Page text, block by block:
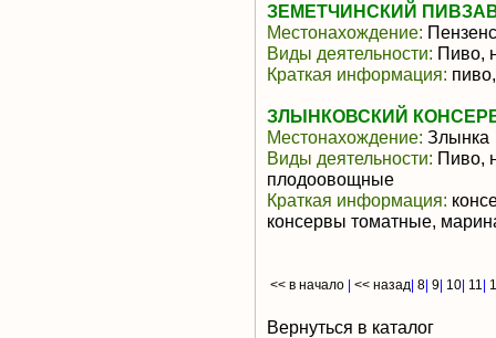
ЗЕМЕТЧИНСКИЙ
Местонахождение:
Виды деятельности: Пиво,
Краткая информация:
ЗЛЫНКОВСКИЙ
Местонахождение: Злынка
Виды деятельности: Пиво,
плодоовощные
Краткая информация:
консервы томатные,
<< в начало << назад 8 9 10 11
Вернуться в каталог